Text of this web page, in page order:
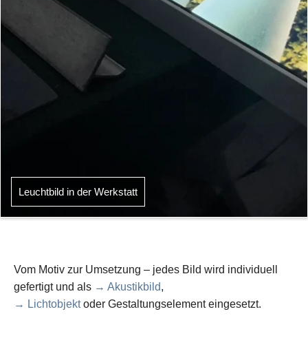
Leuchtbild in der Werkstatt
Vom Motiv zur Umsetzung – jedes Bild wird individuell
gefertigt und als → Akustikbild,
→ Lichtobjektoder Gestaltungselement eingesetzt.